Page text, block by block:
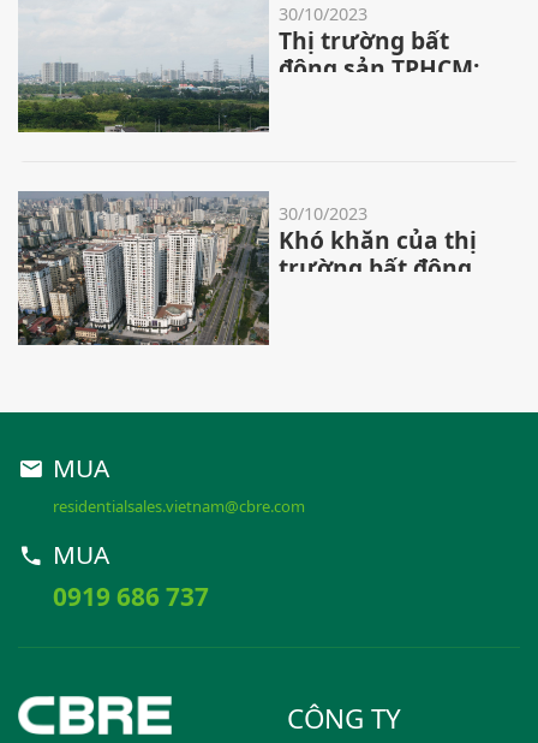
30/10/2023
Thị trường bất
động sản TPHCM:
30/10/2023
Khó khăn của thị
trường bất động
MUA
residentialsales.vietnam@cbre.com
MUA
0919 686 737
CÔNG TY